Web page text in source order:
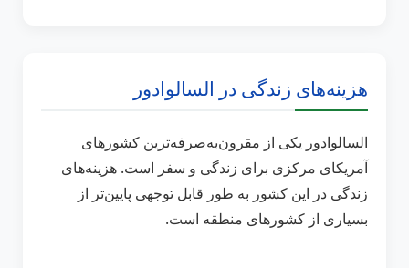
هزینه‌های زندگی در السالوادور
السالوادور یکی از مقرون‌به‌صرفه‌ترین کشورهای
آمریکای مرکزی برای زندگی و سفر است. هزینه‌های
زندگی در این کشور به طور قابل توجهی پایین‌تر از
بسیاری از کشورهای منطقه است.